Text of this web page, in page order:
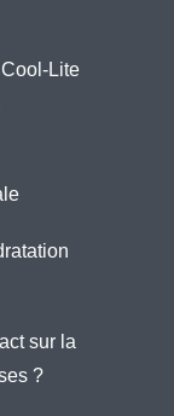
Lite
sur la
?